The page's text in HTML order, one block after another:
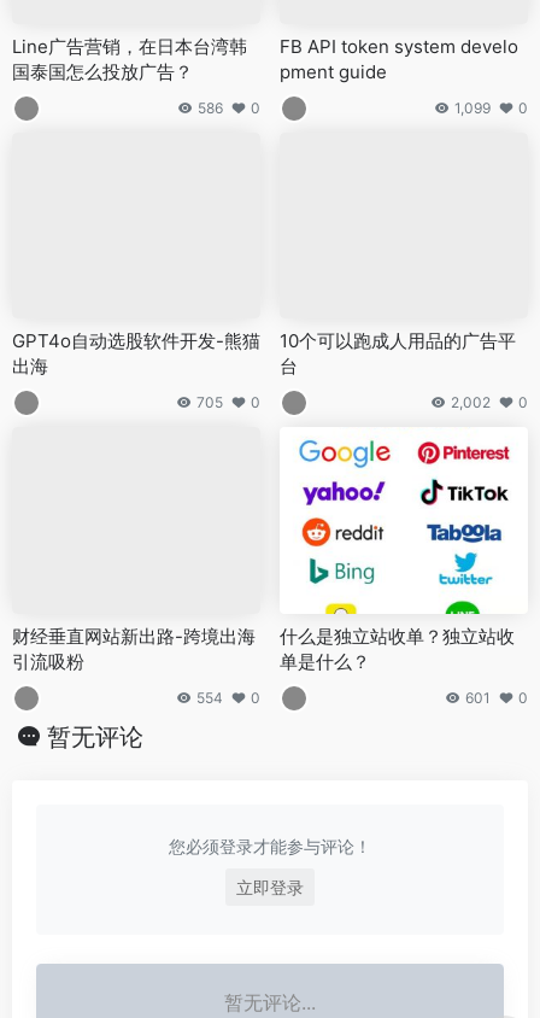
Line广告营销，在日本台湾韩
国泰国怎么投放广告？
586 0
FB API token system develo
pment guide
1,099 0
GPT4o自动选股软件开发-熊猫
出海
705 0
10个可以跑成人用品的广告平
台
2,002 0
财经垂直网站新出路-跨境出海
引流吸粉
554 0
什么是独立站收单？独立站收
单是什么？
601 0
暂无评论
您必须登录才能参与评论！
立即登录
暂无评论...